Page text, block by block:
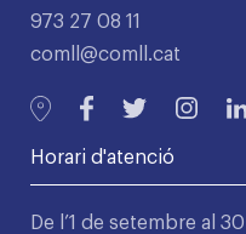
973 27 08 11
comll@comll.cat
Horari d'atenció
De l’1 de setembre al